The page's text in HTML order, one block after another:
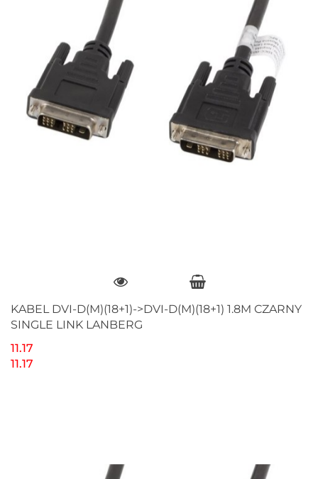
KABEL DVI-D(M)(18+1)->DVI-D(M)(18+1) 1.8M CZARNY
SINGLE LINK LANBERG
11.17
11.17